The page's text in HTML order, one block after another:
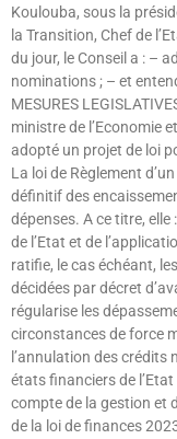
Koulouba, sous la
la Transition, Chef de
du jour, le Conseil a : –
nominations ; – et
MESURES
ministre de l’Economie
adopté un projet de loi
La loi de Règlement
définitif des
dépenses. A ce titre,
de l’Etat et de
ratifie, le cas échéant,
décidées par décret
régularise les
circonstances de force
l’annulation des crédits
états financiers de
compte de la gestion et
de la loi de finances